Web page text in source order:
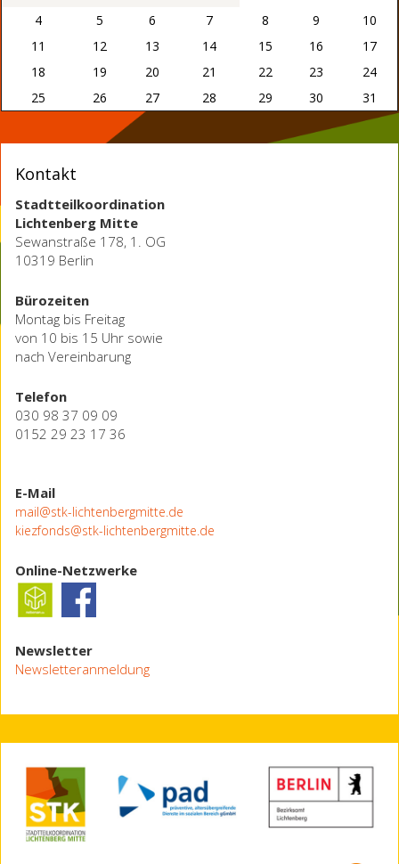
4
5 6 7 8 9
10
11
12 13 14 15 16
17
18
19 20 21 22 23
24
25
26 27 28 29 30 31
Kontakt
Stadtteilkoordination
Lichtenberg Mitte
Sewanstraße 178, 1. OG
10319 Berlin
Bürozeiten
Montag bis Freitag
von 10 bis 15 Uhr sowie
nach Vereinbarung
Telefon
030 98 37 09 09
0152 29 23 17 36
E-Mail
mail@stk-lichtenbergmitte.de
kiezfonds@stk-lichtenbergmitte.de
Online-Netzwerke
Newsletter
Newsletteranmeldung